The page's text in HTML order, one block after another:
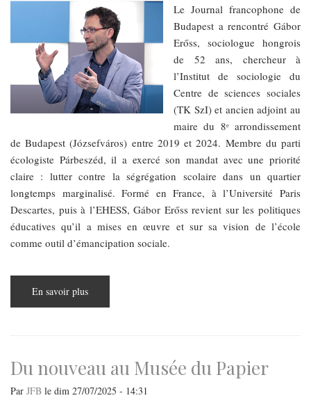
Le Journal francophone de
Budapest a rencontré Gábor
Erőss, sociologue hongrois
de 52 ans, chercheur à
l’Institut de sociologie du
Centre de sciences sociales
(TK SzI) et ancien adjoint au
maire du 8ᵉ arrondissement
de Budapest (Józsefváros) entre 2019 et 2024. Membre du parti
écologiste Párbeszéd, il a exercé son mandat avec une priorité
claire : lutter contre la ségrégation scolaire dans un quartier
longtemps marginalisé. Formé en France, à l’Université Paris
Descartes, puis à l’EHESS, Gábor Erőss revient sur les politiques
éducatives qu’il a mises en œuvre et sur sa vision de l’école
comme outil d’émancipation sociale.
En savoir plus
contre
Gábor
Erőss,
sociologue
engagé
Du nouveau au Musée du Papier
Par JFB le dim 27/07/2025 - 14:31